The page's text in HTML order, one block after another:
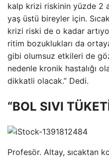
kalp krizi riskinin yüzde 2
yaş üstü bireyler için.
krizi riski de o kadar
ritim bozuklukları da
gibi olumsuz etkileri de
nedenle kronik hastalığı
dikkatli olacak.” Dedi.
“BOL SIVI
Profesör. Altay, sıcaktan